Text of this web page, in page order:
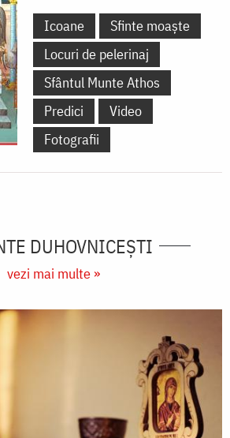
Icoane
Sfinte moaște
Locuri de pelerinaj
Sfântul Munte Athos
Predici
Video
Fotografii
DUHOVNICEȘTI
vezi mai multe »